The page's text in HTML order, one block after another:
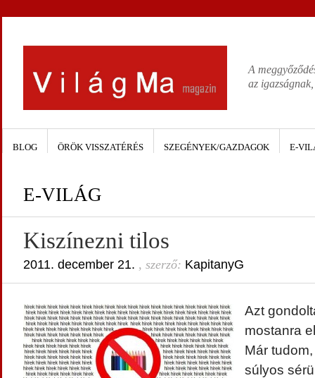
A
az
BLOG ÖRÖK VISSZATÉRÉS SZEGÉNYEK/GAZDAGOK E-
E-VILÁG
Kiszínezni tilos
2011. december 21. , szerző: KapitanyG
Azt
mostanra
Már
súlyos